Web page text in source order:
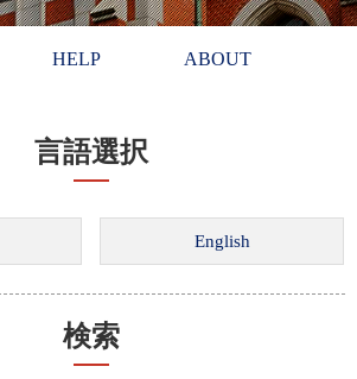
HELP ABOUT
言語選択
検索